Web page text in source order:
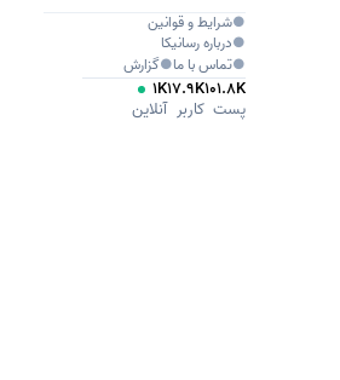
●شرایط و قوانین
●دربارهرسانیکا
●تماس با ما●گزارش
101.8K
پست
17.9K
کاربر
1K
آنلاین